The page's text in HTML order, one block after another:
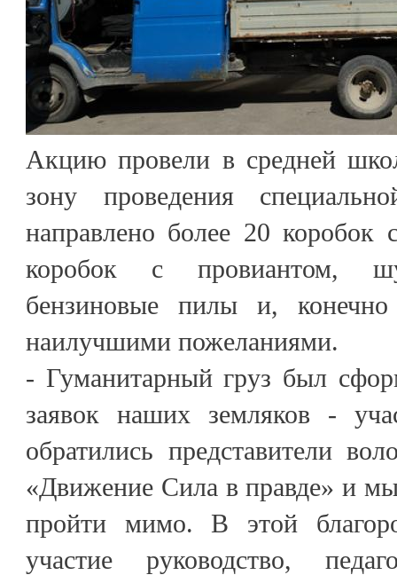
Акцию провели в средней
зону проведения
направлено более 20
коробок с провиантом,
бензиновые пилы и,
наилучшими пожеланиями.
- Гуманитарный груз был
заявок наших земляков -
обратились представители
«Движение Сила в правде» и
пройти мимо. В этой
участие руководство,